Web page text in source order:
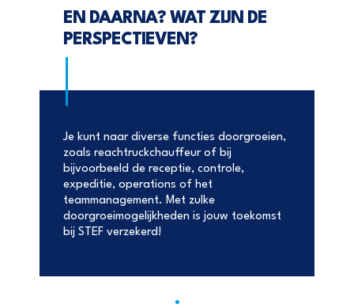
EN DAARNA? WAT ZIJN DE
PERSPECTIEVEN?
Je kunt naar diverse functies doorgroeien,
zoals reachtruckchauffeur of bij
bijvoorbeeld de receptie, controle,
expeditie, operations of het
teammanagement. Met zulke
doorgroeimogelijkheden is jouw toekomst
bij STEF verzekerd!